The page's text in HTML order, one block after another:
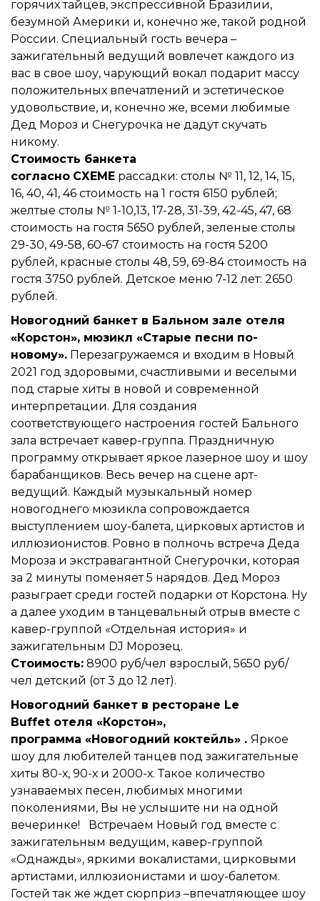
горячих тайцев, экспрессивной Бразилии,
безумной Америки и, конечно же, такой родной
России. Специальный гость вечера –
зажигательный ведущий вовлечет каждого из
вас в свое шоу, чарующий вокал подарит массу
положительных впечатлений и эстетическое
удовольствие, и, конечно же, всеми любимые
Дед Мороз и Снегурочка не дадут скучать
никому.
Стоимость банкета
согласно СХЕМЕ рассадки: столы № 11, 12, 14, 15,
16, 40, 41, 46 стоимость на 1 гостя 6150 рублей;
желтые столы № 1-10,13, 17-28, 31-39, 42-45, 47, 68
стоимость на гостя 5650 рублей, зеленые столы
29-30, 49-58, 60-67 стоимость на гостя 5200
рублей, красные столы 48, 59, 69-84 стоимость на
гостя 3750 рублей. Детское меню 7-12 лет: 2650
рублей.
Новогодний банкет в Бальном зале отеля
«Корстон», мюзикл «Старые песни по-
новому». Перезагружаемся и входим в Новый
2021 год здоровыми, счастливыми и веселыми
под старые хиты в новой и современной
интерпретации. Для создания
соответствующего настроения гостей Бального
зала встречает кавер-группа. Праздничную
программу открывает яркое лазерное шоу и шоу
барабанщиков. Весь вечер на сцене арт-
ведущий. Каждый музыкальный номер
новогоднего мюзикла сопровождается
выступлением шоу-балета, цирковых артистов и
иллюзионистов. Ровно в полночь встреча Деда
Мороза и экстравагантной Снегурочки, которая
за 2 минуты поменяет 5 нарядов. Дед Мороз
разыграет среди гостей подарки от Корстона. Ну
а далее уходим в танцевальный отрыв вместе с
кавер-группой «Отдельная история» и
зажигательным DJ Морозец.
Стоимость: 8900 руб/чел взрослый, 5650 руб/
чел детский (от 3 до 12 лет).
Новогодний банкет в ресторане Le
Buffet отеля «Корстон»,
программа «Новогодний коктейль» . Яркое
шоу для любителей танцев под зажигательные
хиты 80-х, 90-х и 2000-х. Такое количество
узнаваемых песен, любимых многими
поколениями, Вы не услышите ни на одной
вечеринке! Встречаем Новый год вместе с
зажигательным ведущим, кавер-группой
«Однажды», яркими вокалистами, цирковыми
артистами, иллюзионистами и шоу-балетом.
Гостей так же ждет сюрприз –впечатляющее шоу